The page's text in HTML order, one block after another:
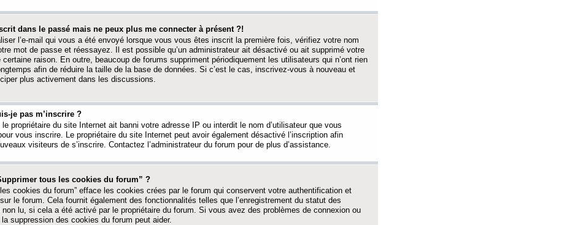
dans le passé mais ne peux plus me connecter à présent ?!
l’e-mail qui vous a été envoyé lorsque vous vous êtes inscrit la première fois, vérifiez votre nom
mot de passe et réessayez. Il est possible qu’un administrateur ait désactivé ou ait supprimé votre
certaine raison. En outre, beaucoup de forums suppriment périodiquement les utilisateurs qui n’ont rien
afin de réduire la taille de la base de données. Si c’est le cas, inscrivez-vous à nouveau et
plus activement dans les discussions.
je pas m’inscrire ?
le propriétaire du site Internet ait banni votre adresse IP ou interdit le nom d’utilisateur que vous
vous inscrire. Le propriétaire du site Internet peut avoir également désactivé l’inscription afin
visiteurs de s’inscrire. Contactez l’administrateur du forum pour de plus d’assistance.
tous les cookies du forum” ?
cookies du forum” efface les cookies crées par le forum qui conservent votre authentification et
le forum. Cela fournit également des fonctionnalités telles que l’enregistrement du statut des
lu, si cela a été activé par le propriétaire du forum. Si vous avez des problèmes de connexion ou
suppression des cookies du forum peut aider.